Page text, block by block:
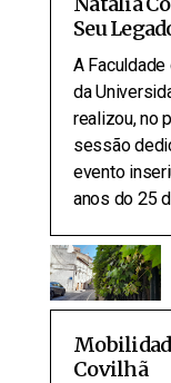
Seu
A
da
realizou, no
sessão
evento
anos do 25
Covilhã